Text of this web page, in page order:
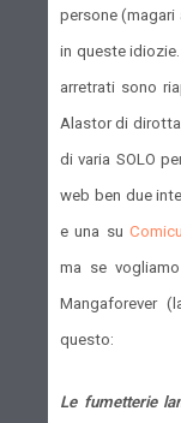
persone (magari
in queste
arretrati sono
Alastor di
di varia SOLO
web ben due
e una su
ma se
Mangaforever
questo:
Le fumetterie